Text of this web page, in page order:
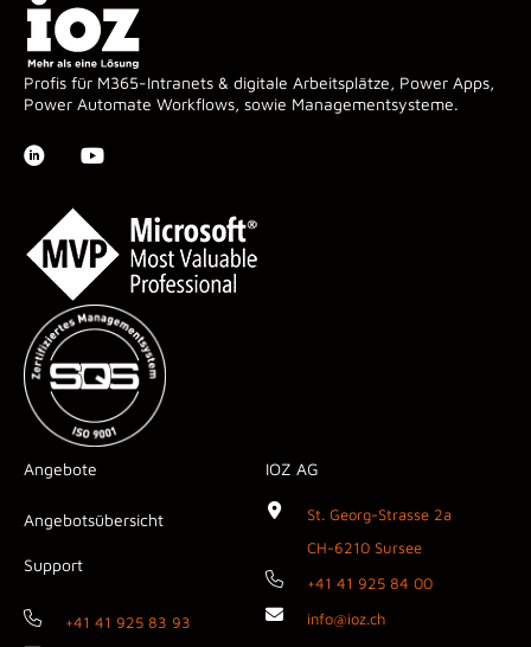
Profis für M365-Intranets & digitale Arbeitsplätze, Power Apps,
Power Automate Workflows, sowie Managementsysteme.
Angebote
Angebotsübersicht
Support
+41 41 925 83 93
IOZ AG
St. Georg-Strasse 2a
CH-6210 Sursee
+41 41 925 84 00
info@ioz.ch